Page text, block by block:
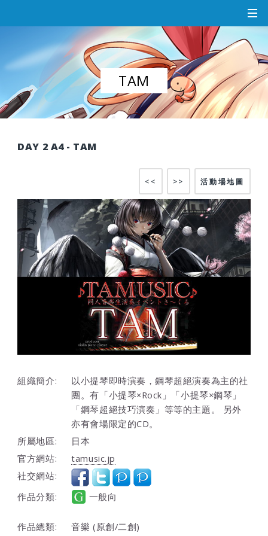
TAM
DAY 2 A4 - TAM
活動場地圖
>>
<<
組織簡介:
以小提琴即時演奏，鋼琴超絕演奏為主的社
團。有「小提琴×Rock」「小提琴×鋼琴」
「鋼琴超絕技巧演奏」等等的主題。 另外
亦有會場限定的CD。
所屬地區:
日本
官方網站:
tamusic.jp
社交網站:
作品分類:
一般向
作品總類: 音樂 (原創/二創)